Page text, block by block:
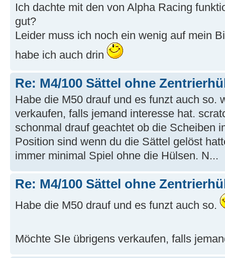
Ich dachte mit den von Alpha Racing
gut?
Leider muss ich noch ein wenig auf mein
habe ich auch drin
Re: M4/100 Sättel ohne
Habe die M50 drauf und es funzt auch so.
verkaufen, falls jemand interesse hat.
schonmal drauf geachtet ob die Scheiben
Position sind wenn du die Sättel gelöst
immer minimal Spiel ohne die Hülsen. N...
Re: M4/100 Sättel ohne
Habe die M50 drauf und es funzt auch so.
Möchte SIe übrigens verkaufen, falls